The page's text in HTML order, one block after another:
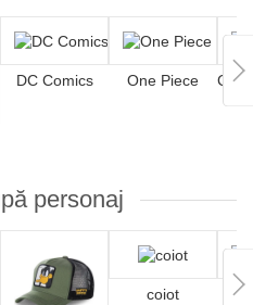
DC Comics One Piece
personaj
coiot